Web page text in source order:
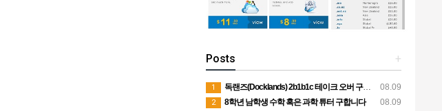
+
Posts
08.09
1
독랜즈(Docklands) 2b1b1c 테이크 오버 구합니다! 1인독방 8월말 입주가능
08.09
2
8학년 남학생 수학 혹은 과학 튜터 구합니다